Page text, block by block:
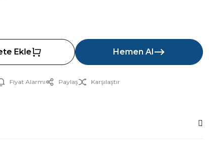
Ekle Hemen Al
Fiyat Alarmı Paylaş Karşılaştır